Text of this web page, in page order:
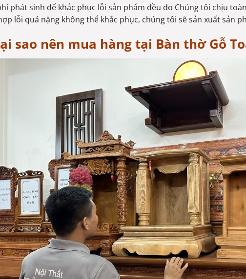
phát sinh để khắc phục lỗi sản phẩm đều do Chúng tôi chịu
lỗi quá nặng không thể khắc phục, chúng tôi sẽ sản xuất sản
sao nên mua hàng tại Bàn thờ Gỗ